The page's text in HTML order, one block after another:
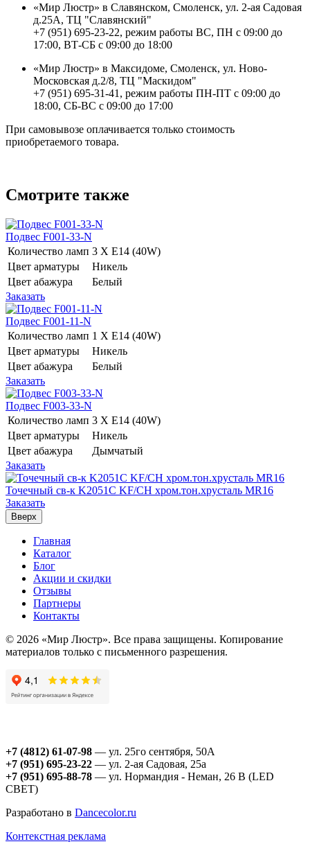
«Мир Люстр» в Славянском, Смоленск, ул. 2-ая Садовая
д.25А, ТЦ "Славянский"
+7 (951) 695-23-22, режим работы ВС, ПН с 09:00 до
17:00, ВТ-СБ с 09:00 до 18:00
«Мир Люстр» в Максидоме, Смоленск, ул. Ново-
Московская д.2/8, ТЦ "Маскидом"
+7 (951) 695-31-41, режим работы ПН-ПТ с 09:00 до
18:00, СБ-ВС с 09:00 до 17:00
При самовывозе оплачивается только стоимость
приобретаемого товара.
Смотрите также
Подвес F001-33-N
Количество ламп 3 Х E14 (40W)
Цвет арматуры
Никель
Цвет абажура
Белый
Заказать
Подвес F001-11-N
Количество ламп 1 Х E14 (40W)
Цвет арматуры
Никель
Цвет абажура
Белый
Заказать
Подвес F003-33-N
Количество ламп 3 Х E14 (40W)
Цвет арматуры
Никель
Цвет абажура
Дымчатый
Заказать
Точечный св-к K2051C KF/CH хром.тон.хрусталь MR16
Заказать
Вверх
Главная
Каталог
Блог
Акции и скидки
Отзывы
Партнеры
Контакты
© 2026 «Мир Люстр». Все права защищены. Копирование
материалов только с письменного разрешения.
+7 (4812) 61-07-98 — ул. 25го сентября, 50А
+7 (951) 695-23-22 — ул. 2-ая Садовая, 25а
+7 (951) 695-88-78 — ул. Нормандия - Неман, 26 В (LED
СВЕТ)
Разработано в Dancecolor.ru
Контекстная реклама